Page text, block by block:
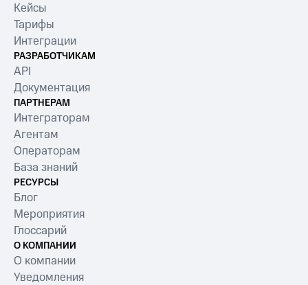
Кейсы
Тарифы
Интеграции
РАЗРАБОТЧИКАМ
API
Документация
ПАРТНЕРАМ
Интеграторам
Агентам
Операторам
База знаний
РЕСУРСЫ
Блог
Мероприятия
Глоссарий
О КОМПАНИИ
О компании
Уведомления